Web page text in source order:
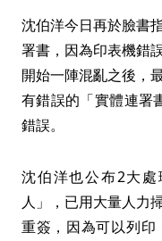
沈伯洋今日再於臉書
署書，因為印表機錯
開始一陣混亂之後，
有錯誤的「實體連署
錯誤。
沈伯洋也公布2大
人」，已用大量人力
重簽，因為可以列印